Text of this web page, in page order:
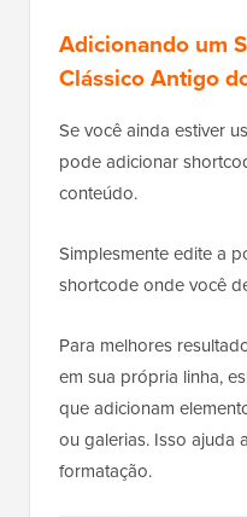
Adicionando um
Clássico Antigo
Se você ainda estiver
pode adicionar
conteúdo.
Simplesmente edite a
shortcode onde você
Para melhores
em sua própria linha,
que adicionam
ou galerias. Isso ajuda
formatação.